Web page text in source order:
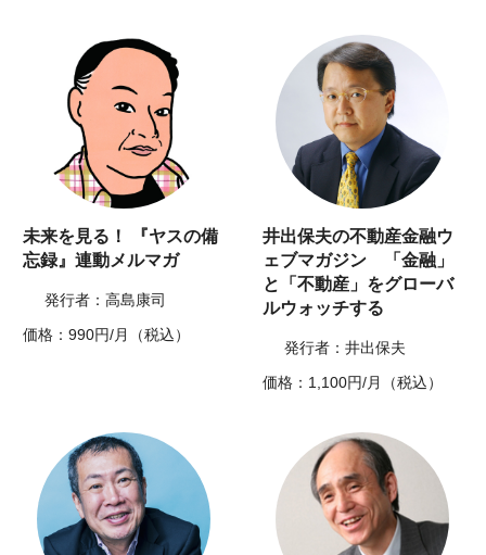
未来を見る！ 『ヤスの備
忘録』連動メルマガ
発行者：高島康司
価格：990円/月（税込）
井出保夫の不動産金融ウ
ェブマガジン 「金融」
と「不動産」をグローバ
ルウォッチする
発行者：井出保夫
価格：1,100円/月（税込）